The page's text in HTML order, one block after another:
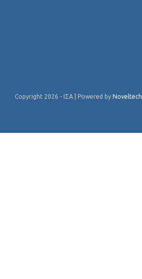
Copyright 2026 - ΙΣΑ | Powered by Noveltech